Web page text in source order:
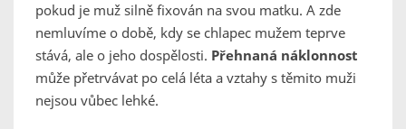
pokud je muž silně fixován na svou matku. A zde
nemluvíme o době, kdy se chlapec mužem teprve
stává, ale o jeho dospělosti. Přehnaná náklonnost
může přetrvávat po celá léta a vztahy s těmito muži
nejsou vůbec lehké.